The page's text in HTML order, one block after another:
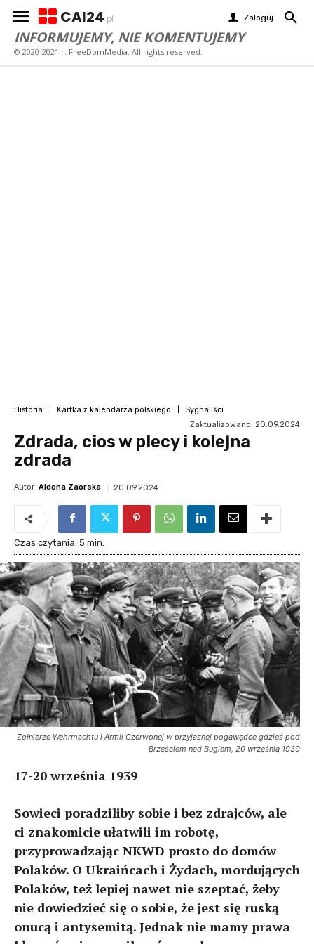
CAI24 pl Zaloguj
INFORMUJEMY, NIE KOMENTUJEMY
© 2020-2021 r. FreeDomMedia. All rights reserved.
Historia Kartka z kalendarza polskiego
Sygnaliści
Zaktualizowano: 20.09.2024
Zdrada, cios w plecy i kolejna
zdrada
Autor Aldona Zaorska 20.09.2024
Czas czytania: 5 min.
Żołnierze Wehrmachtu i Armii Czerwonej w przyjaznej pogawędce gdzieś pod
Brześciem nad Bugiem, 20 września 1939
17-20 września 1939
Sowieci poradziliby sobie i bez zdrajców, ale
ci znakomicie ułatwili im robotę,
przyprowadzając NKWD prosto do domów
Polaków. O Ukraińcach i Żydach, mordujących
Polaków, też lepiej nawet nie szeptać, żeby
nie dowiedzieć się o sobie, że jest się ruską
onucą i antysemitą. Jednak nie mamy prawa